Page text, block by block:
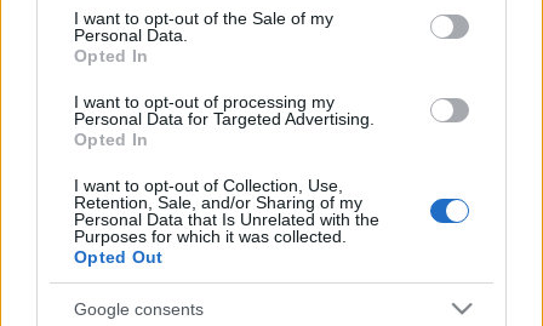
consent section.
I want to opt-out of the Sale of my
Personal Data.
Opted In
I want to opt-out of processing my
Personal Data for Targeted Advertising.
Opted In
I want to opt-out of Collection, Use,
Retention, Sale, and/or Sharing of my
Personal Data that Is Unrelated with the
Purposes for which it was collected.
Opted Out
Google consents
További információk a
találhatók.
FILHARMÓNIA MAGYARORSZÁG
PROGRAM ZENE